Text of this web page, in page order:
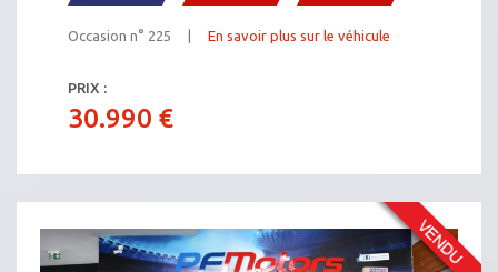
Occasion n° 225 | En savoir plus sur le véhicule
PRIX :
30.990 €